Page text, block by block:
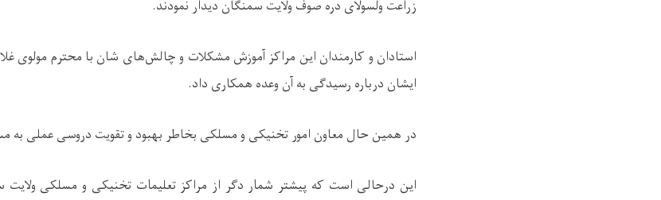
زراعت ولسولای دره صوف ولایت سمنگان دیدار نمودند.
استادان و کارمندان این مراکز آموزش مشکلات و چالش‌های شان با محترم
ایشان درباره رسیدگی به آن وعده همکاری داد.
در همین حال معاون امور تخنیکی و مسلکی بخاطر بهبود و تقویت دروسی عملی به
این درحالی است که پیشتر شمار دگر از مراکز تعلیمات تخنیکی و مسلکی